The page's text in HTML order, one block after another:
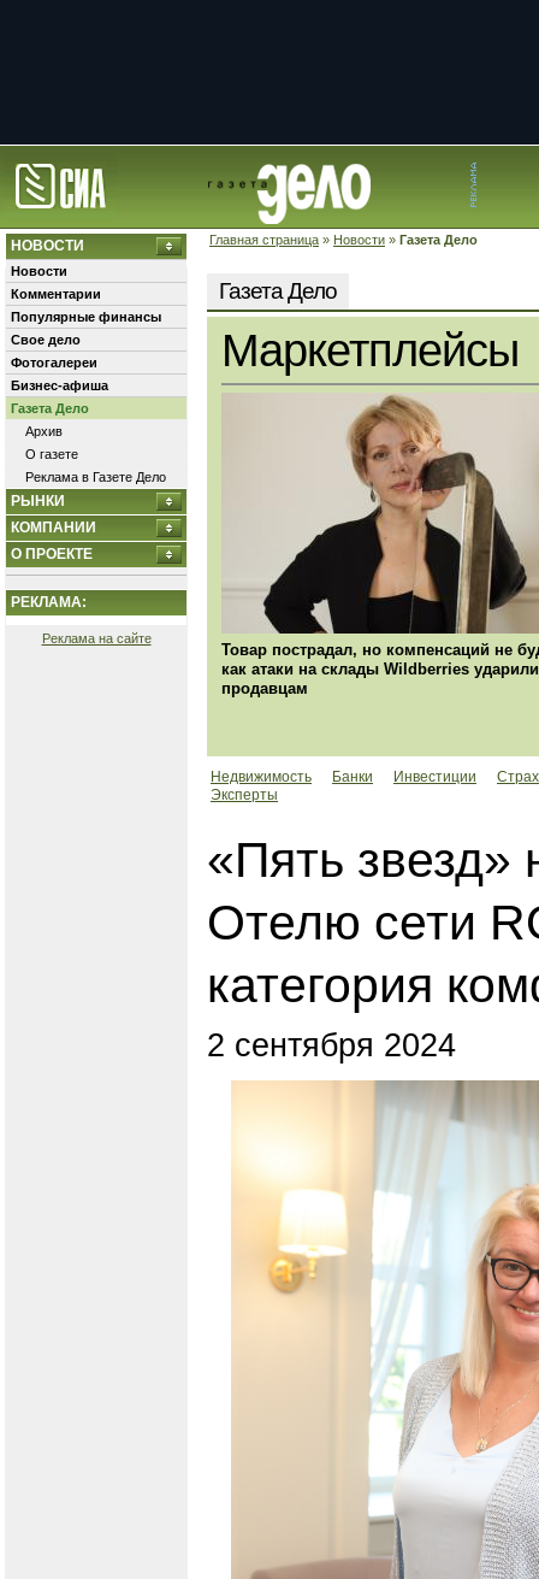
Главная страница » Новости » Газета Дело
НОВОСТИ
Новости
Комментарии
Популярные финансы
Свое дело
Фотогалереи
Бизнес-афиша
Газета Дело
Архив
О газете
Реклама в Газете Дело
РЫНКИ
КОМПАНИИ
О ПРОЕКТЕ
РЕКЛАМА:
Реклама на сайте
Газета Дело
Маркетплейсы
Товар пострадал, но компенсаций не
как атаки на склады Wildberries
продавцам
Недвижимость Банки Инвестиции
Эксперты
«Пять звезд»
Отелю сети
категория
2 сентября 2024